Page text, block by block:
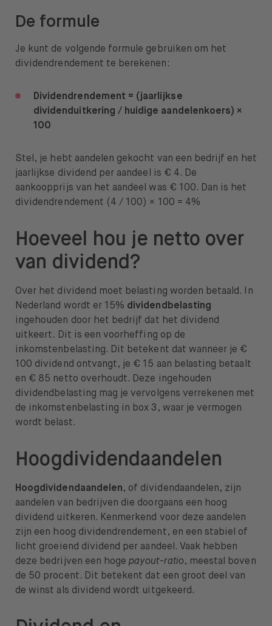
De formule
Je kunt de volgende formule gebruiken om het
dividendrendement te berekenen:
Dividendrendement = (jaarlijkse
dividenduitkering / huidige aandelenkoers) ×
100
Stel, je hebt aandelen gekocht van een bedrijf en het
jaarlijkse dividend per aandeel is € 4. De
aankoopprijs van het aandeel was € 100. Dan is het
dividendrendement (4 / 100​) × 100 = 4%
Hoeveel hou je netto over
van dividend?
Over het dividend moet belasting worden betaald. In
Nederland wordt er 15% dividendbelasting
ingehouden door het bedrijf dat het dividend
uitkeert. Dit is een voorheffing op de
inkomstenbelasting. Dit betekent dat wanneer je €
100 dividend ontvangt, je € 15 aan belasting betaalt
en € 85 netto overhoudt. Deze ingehouden
dividendbelasting mag je vervolgens verrekenen met
de inkomstenbelasting in box 3, waar je vermogen
wordt belast.
Hoogdividendaandelen
Hoogdividendaandelen, of dividendaandelen, zijn
aandelen van bedrijven die doorgaans een hoog
dividend uitkeren. Kenmerkend voor deze aandelen
zijn een hoog dividendrendement, en een stabiel of
licht groeiend dividend per aandeel. Vaak hebben
deze bedrijven een hogepayout-ratio, meestal boven
de 50 procent. Dit betekent dat een groot deel van
de winst als dividend wordt uitgekeerd.